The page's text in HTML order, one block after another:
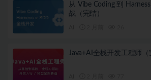
从 Vibe Coding 到
战（完结）
Java+AI全栈开发工程师（